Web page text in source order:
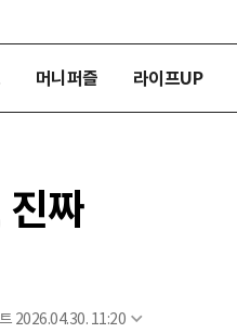
머니퍼즐 라이프UP
짜
2026.04.30. 11:20